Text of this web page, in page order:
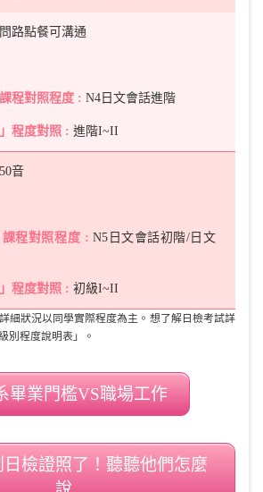
路點餐可溝通
N4日文會話進階
進階I~II
音
N5日文會話初階/日文
初級I~II
細狀況以同學實際程度為主。想了解日檢考試詳
別程度說明表」。
畢業門檻VS職場工作
檢證照了！聽聽他們怎麼